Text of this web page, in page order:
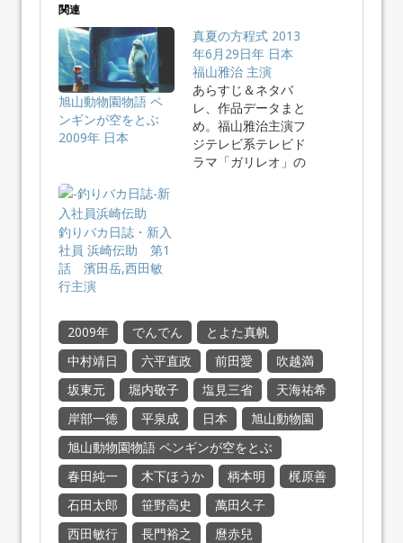
関連
旭山動物園物語 ペ
ンギンが空をとぶ
2009年 日本
真夏の方程式 2013
年6月29日年 日本
福山雅治 主演
あらすじ＆ネタバ
レ、作品データまと
め。福山雅治主演フ
ジテレビ系テレビド
ラマ「ガリレオ」の
釣りバカ日誌・新入
社員 浜崎伝助 第1
話 濱田岳,西田敏
行主演
2009年 でんでん
とよた真帆
中村靖日
六平直政 前田愛
吹越満
坂東元
堀内敬子 塩見三省
天海祐希
岸部一徳
平泉成 日本
旭山動物園
旭山動物園物語 ペンギンが空をとぶ
春田純一
木下ほうか 柄本明
梶原善
石田太郎
笹野高史
萬田久子
西田敏行
長門裕之 麿赤兒